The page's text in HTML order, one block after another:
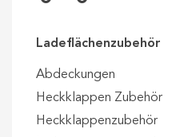
Ladeflächenzubehör
Abdeckungen
Heckklappen Zubehör
Heckklappenzubehör